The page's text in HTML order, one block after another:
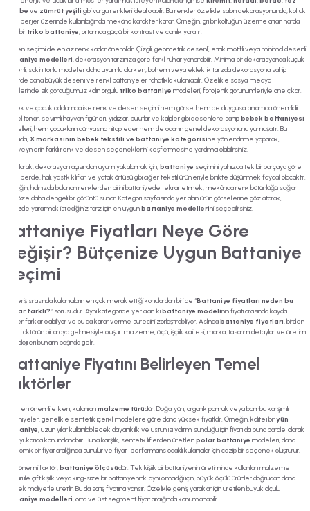
pembe ve zümrüt yeşili gibi vurgu renkleri ideal olabilir. Bu renkler özellikle salon dekorasyonunda, koltuk
veya berjer üzerinde kullanıldığında mekâna karakter katar. Örneğin, gri bir koltuğun üzerine atılan hardal
sarısı bir triko battaniye, ortamda güçlü bir kontrast ve canlılık yaratır.
Desen seçimi de en az renk kadar önemlidir. Çizgili, geometrik desenli, etnik motifli veya minimal desenli
battaniye modelleri, dekorasyon tarzınıza göre farklı ruhlar yansıtabilir. Minimal bir dekorasyonda küçük
desenli, sakin tonlu modeller daha uyumlu olurken; bohem veya eklektik tarzda dekorasyona sahip
evlerde daha büyük desenli ve renkli battaniyeler rahatlıkla kullanılabilir. Özellikle sosyal medya
içeriklerinde sık gördüğümüz kalın örgülü triko battaniye modelleri, fotojenik görünümleriyle öne çıkar.
Bebek ve çocuk odalarında ise renk ve desen seçimi hem görsel hem de duygusal anlamda önemlidir.
Pastel tonlar, sevimli hayvan figürleri, yıldızlar, bulutlar ve kalpler gibi desenlere sahipbebek battaniyesi
modelleri, hem çocukların dünyasına hitap eder hem de odanın genel dekorasyonunu yumuşatır. Bu
noktada,X markasının bebek tekstili ve battaniye kategorisine yönlendirme yaparak,
ebeveynlerin farklı renk ve desen seçeneklerini keşfetmesine yardımcı olabilirsiniz.
Son olarak, dekorasyon açısından uyum yakalamak için,battaniye seçimini yalnızca tek bir parçaya göre
değil, perde, halı, yastık kılıfları ve yatak örtüsü gibi diğer tekstil ürünleriyle birlikte düşünmek faydalı olacaktır.
Örneğin, halınızda bulunan renklerden birini battaniyede tekrar etmek, mekânda renk bütünlüğü sağlar
ve göze daha dengeli bir görüntü sunar. Kategori sayfasında yer alan ürün görsellerine göz atarak,
evinizde yaratmak istediğiniz tarz için en uygunbattaniye modellerini seçebilirsiniz.
Battaniye Fiyatları Neye Göre
Değişir? Bütçenize Uygun Battaniye
Seçimi
Alışveriş sırasında kullanıcıların en çok merak ettiği konulardan biri de “Battaniye fiyatları neden bu
kadar farklı?” sorusudur. Aynı kategoride yer alan ikibattaniye modelinin fiyatı arasında kayda
değer farklar olabiliyor ve bu da karar verme sürecini zorlaştırabiliyor. Aslındabattaniye fiyatları, birden
fazla faktörün bir araya gelmesiyle oluşur: malzeme, ölçü, işçilik kalitesi, marka, tasarım detayları ve üretim
teknolojileri bunların başında gelir.
Battaniye Fiyatını Belirleyen Temel
Faktörler
İlk ve en önemli etken, kullanılanmalzeme türüdür. Doğal yün, organik pamuk veya bambu karışımlı
battaniyeler, genellikle sentetik içerikli modellere göre daha yüksek fiyatlıdır. Örneğin, kaliteli biryün
battaniye, uzun yıllar kullanılabilecek dayanıklılık ve üstün ısı yalıtımı sunduğu için fiyatı da buna paralel olarak
daha yukarıda konumlanabilir. Buna karşılık, sentetik liflerden üretilenpolar battaniye modelleri, daha
ekonomik bir fiyat aralığında sunulur ve fiyat–performans odaklı kullanıcılar için cazip bir seçenek oluşturur.
İkinci önemli faktör,battaniye ölçüsüdür. Tek kişilik bir battaniyenin üretiminde kullanılan malzeme
miktarı ile çift kişilik veya king-size bir battaniyeninki aynı olmadığı için, büyük ölçülü ürünler doğrudan daha
yüksek maliyetle üretilir. Bu da satış fiyatına yansır. Özellikle geniş yataklar için üretilen büyük ölçülü
battaniye modelleri, orta ve üst segment fiyat aralığında konumlanabilir.